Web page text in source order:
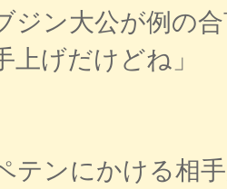
ジン大公が例の
上げだけどね」
テンにかける相